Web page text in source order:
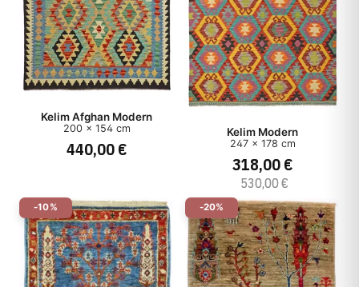
Kelim Afghan Modern
200 x 154 cm
440,00 €
Kelim Modern
247 x 178 cm
318,00 €
530,00 €
-10% -20%